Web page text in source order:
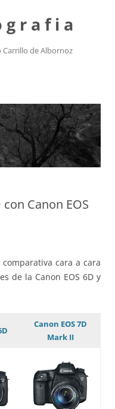
r a f i a
de Albornoz
Canon EOS
cara a cara
de la Canon EOS 6D y
Canon EOS 7D
Mark II